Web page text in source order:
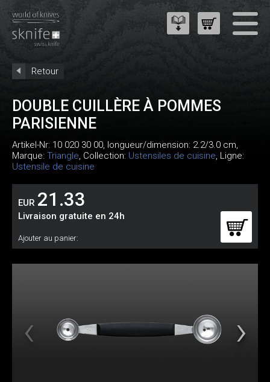
Retour
DOUBLE CUILLÈRE À POMMES
PARISIENNE
Artikel-Nr: 10 020 30 00, longueur/dimension: 2.2/3.0 cm,
Marque: Triangle, Collection: Ustensiles de cuisine, Ligne:
Ustensile de cuisine
EUR 21.33
Livraison gratuite en 24h
Ajouter au panier: